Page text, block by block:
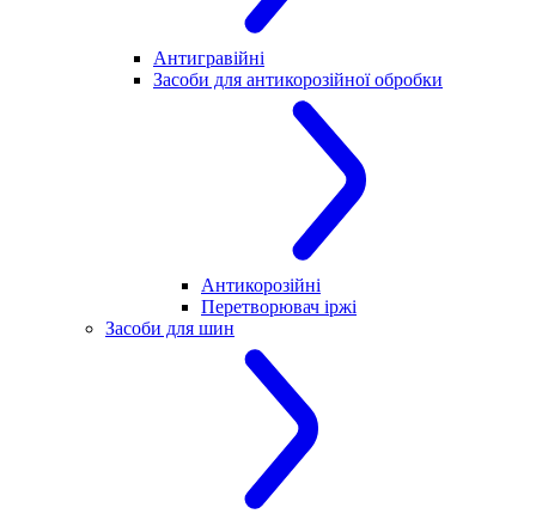
Антигравійні
Засоби для антикорозійної обробки
Антикорозійні
Перетворювач іржі
Засоби для шин